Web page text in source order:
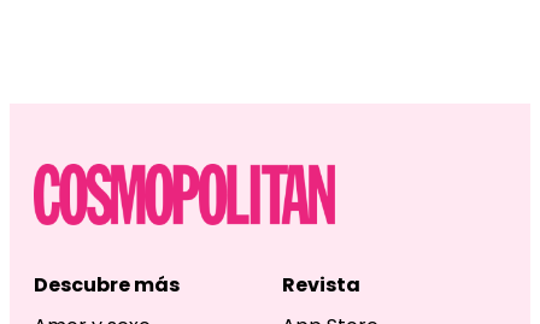
Descubre más
Revista